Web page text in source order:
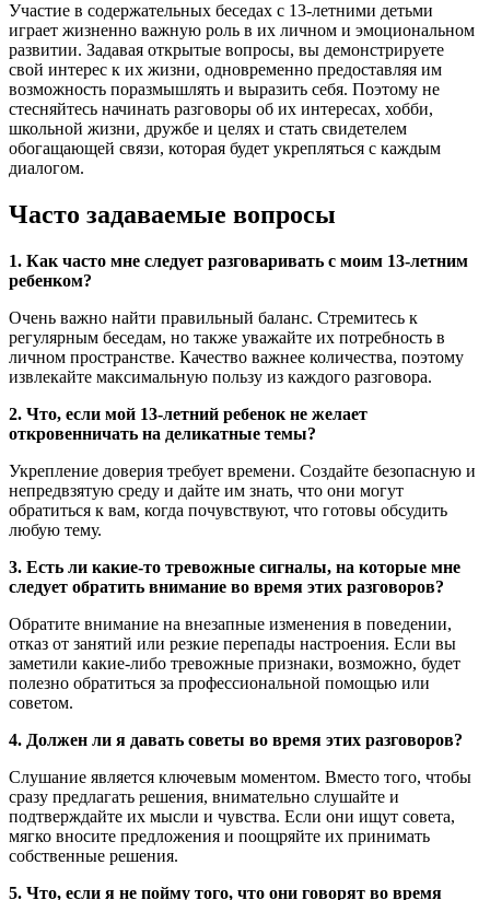
Участие в содержательных беседах с 13-летними детьми
играет жизненно важную роль в их личном и эмоциональном
развитии. Задавая открытые вопросы, вы демонстрируете
свой интерес к их жизни, одновременно предоставляя им
возможность поразмышлять и выразить себя. Поэтому не
стесняйтесь начинать разговоры об их интересах, хобби,
школьной жизни, дружбе и целях и стать свидетелем
обогащающей связи, которая будет укрепляться с каждым
диалогом.
Часто задаваемые вопросы
1. Как часто мне следует разговаривать с моим 13-летним
ребенком?
Очень важно найти правильный баланс. Стремитесь к
регулярным беседам, но также уважайте их потребность в
личном пространстве. Качество важнее количества, поэтому
извлекайте максимальную пользу из каждого разговора.
2. Что, если мой 13-летний ребенок не желает
откровенничать на деликатные темы?
Укрепление доверия требует времени. Создайте безопасную и
непредвзятую среду и дайте им знать, что они могут
обратиться к вам, когда почувствуют, что готовы обсудить
любую тему.
3. Есть ли какие-то тревожные сигналы, на которые мне
следует обратить внимание во время этих разговоров?
Обратите внимание на внезапные изменения в поведении,
отказ от занятий или резкие перепады настроения. Если вы
заметили какие-либо тревожные признаки, возможно, будет
полезно обратиться за профессиональной помощью или
советом.
4. Должен ли я давать советы во время этих разговоров?
Слушание является ключевым моментом. Вместо того, чтобы
сразу предлагать решения, внимательно слушайте и
подтверждайте их мысли и чувства. Если они ищут совета,
мягко вносите предложения и поощряйте их принимать
собственные решения.
5. Что, если я не пойму того, что они говорят во время